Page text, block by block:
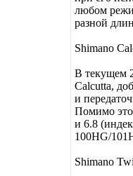
любом
разной
Shimano
В текущем
Calcutta,
и
Помимо
и 6.8
100HG/
Shimano